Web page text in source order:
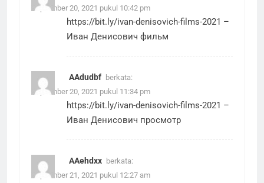
September 20, 2021 pukul 10:42 pm
https://bit.ly/ivan-denisovich-films-2021 –
Иван Денисович фильм
AAdudbf berkata:
September 20, 2021 pukul 11:34 pm
https://bit.ly/ivan-denisovich-films-2021 –
Иван Денисович просмотр
AAehdxx berkata:
September 21, 2021 pukul 12:27 am